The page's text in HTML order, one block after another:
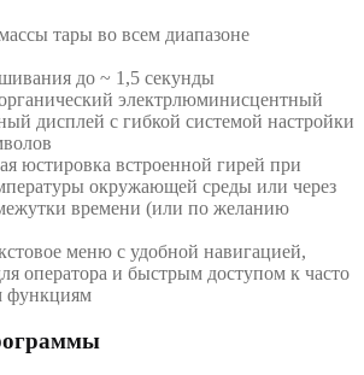
тары во всем диапазоне
до ~ 1,5 секунды
электрлюминисцентный
дисплей с гибкой системой настройки
юстировка встроенной гирей при
окружающей среды или через
времени (или по желанию
меню с удобной навигацией,
оператора и быстрым доступом к часто
функциям